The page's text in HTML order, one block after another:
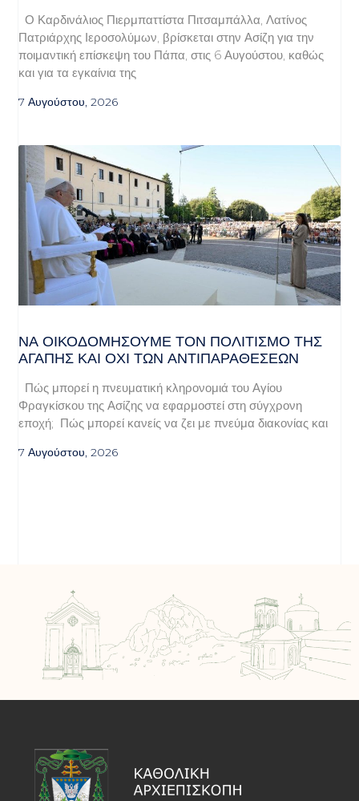
Ο Καρδινάλιος Πιερμπαττίστα Πιτσαμπάλλα, Λατίνος
Πατριάρχης Ιεροσολύμων, βρίσκεται στην Ασίζη για την
ποιμαντική επίσκεψη του Πάπα, στις 6 Αυγούστου, καθώς
και για τα εγκαίνια της
7 Αυγούστου, 2026
ΝΑ ΟΙΚΟΔΟΜΉΣΟΥΜΕ ΤΟΝ ΠΟΛΙΤΙΣΜΌ ΤΗΣ
ΑΓΆΠΗΣ ΚΑΙ ΌΧΙ ΤΩΝ ΑΝΤΙΠΑΡΑΘΈΣΕΩΝ
Πώς μπορεί η πνευματική κληρονομιά του Αγίου
Φραγκίσκου της Ασίζης να εφαρμοστεί στη σύγχρονη
εποχή; Πώς μπορεί κανείς να ζει με πνεύμα διακονίας και
7 Αυγούστου, 2026